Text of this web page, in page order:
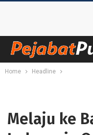
Home Headline
Melaju ke